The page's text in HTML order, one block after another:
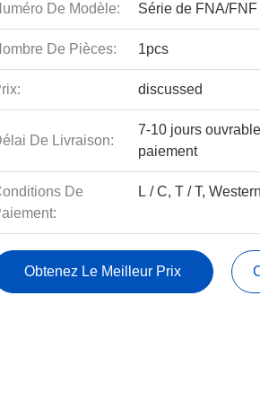
De Modèle: Série de FNA/FNF
De Pièces: 1pcs
discussed
De Livraison:
7-10 jours
paiement
De
L / C, T / T,
Obtenez Le Meilleur Prix